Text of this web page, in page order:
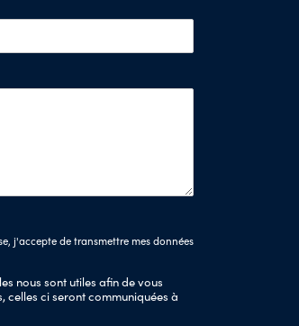
j'accepte de transmettre mes données
nous sont utiles afin de vous
celles ci seront communiquées à